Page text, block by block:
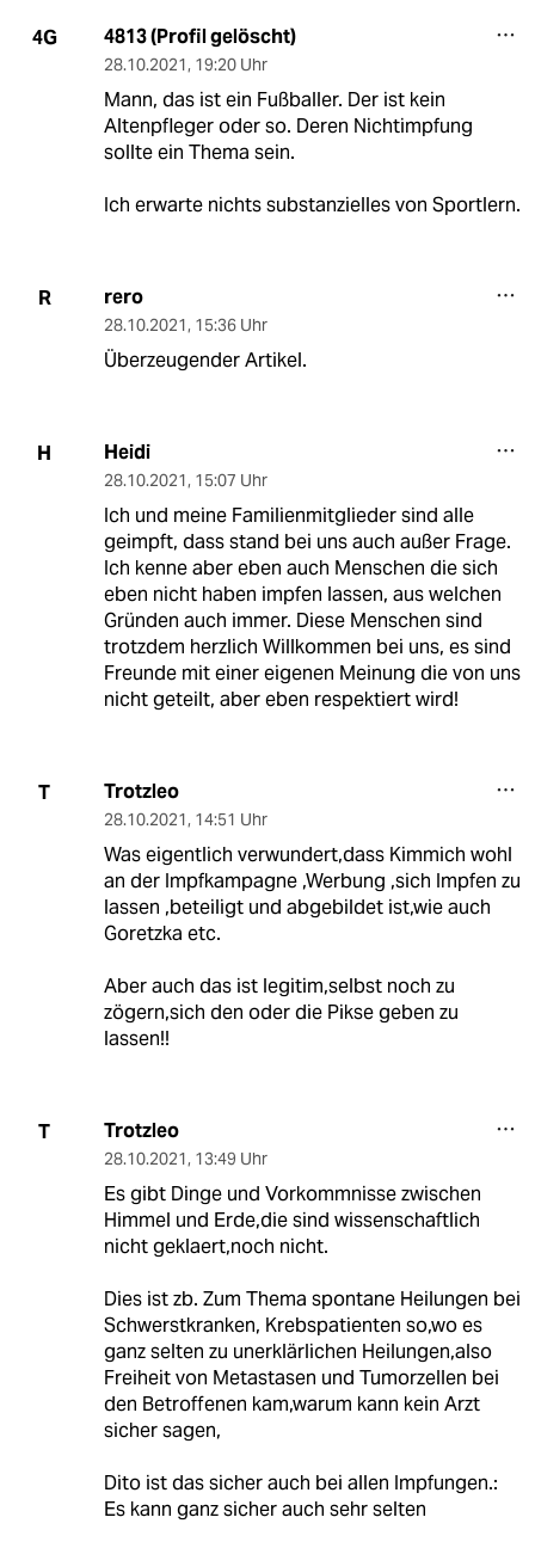
4G 4813 (Profil gelöscht)
28.10.2021, 19:20 Uhr
Mann, das ist ein Fußballer. Der ist kein
Altenpfleger oder so. Deren Nichtimpfung
sollte ein Thema sein.
Ich erwarte nichts substanzielles von Sportlern.
R rero
28.10.2021, 15:36 Uhr
Überzeugender Artikel.
H Heidi
28.10.2021, 15:07 Uhr
Ich und meine Familienmitglieder sind alle
geimpft, dass stand bei uns auch außer Frage.
Ich kenne aber eben auch Menschen die sich
eben nicht haben impfen lassen, aus welchen
Gründen auch immer. Diese Menschen sind
trotzdem herzlich Willkommen bei uns, es sind
Freunde mit einer eigenen Meinung die von uns
nicht geteilt, aber eben respektiert wird!
T Trotzleo
28.10.2021, 14:51 Uhr
Was eigentlich verwundert,dass Kimmich wohl
an der Impfkampagne ,Werbung ,sich Impfen zu
lassen ,beteiligt und abgebildet ist,wie auch
Goretzka etc.
Aber auch das ist legitim,selbst noch zu
zögern,sich den oder die Pikse geben zu
lassen!!
T Trotzleo
28.10.2021, 13:49 Uhr
Es gibt Dinge und Vorkommnisse zwischen
Himmel und Erde,die sind wissenschaftlich
nicht geklaert,noch nicht.
Dies ist zb. Zum Thema spontane Heilungen bei
Schwerstkranken, Krebspatienten so,wo es
ganz selten zu unerklärlichen Heilungen,also
Freiheit von Metastasen und Tumorzellen bei
den Betroffenen kam,warum kann kein Arzt
sicher sagen,
Dito ist das sicher auch bei allen Impfungen.:
Es kann ganz sicher auch sehr selten